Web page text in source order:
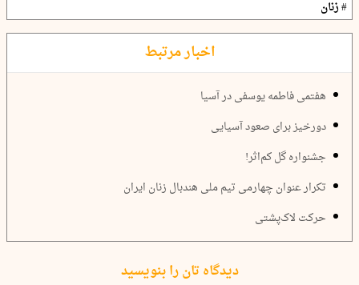
# زنان
اخبار مرتبط
هفتمی فاطمه یوسفی در آسیا
دورخیز برای صعود آسیایی
جشنواره گل کم‌اثر!
تکرار عنوان چهارمی تیم ملی هندبال زنان ایران
حرکت لاک‌پشتی
دیدگاه تان را بنویسید